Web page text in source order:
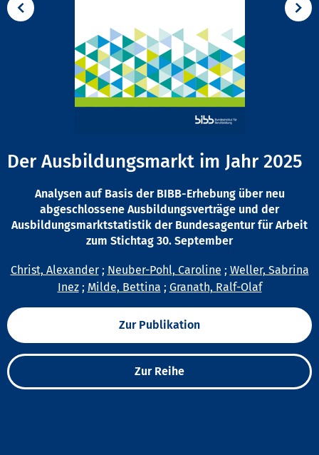
Der Ausbildungsmarkt im Jahr 2025
Analysen auf Basis der BIBB-Erhebung über neu
abgeschlossene Ausbildungsverträge und der
Ausbildungsmarktstatistik der Bundesagentur für Arbeit
zum Stichtag 30. September
Christ, Alexander; Neuber-Pohl, Caroline ; Weller, Sabrina
Inez; Milde, Bettina ; Granath, Ralf-Olaf
Zur Publikation
Zur Reihe